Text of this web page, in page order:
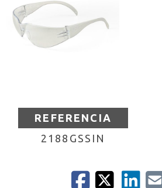
REFERENCIA
2188GSSIN